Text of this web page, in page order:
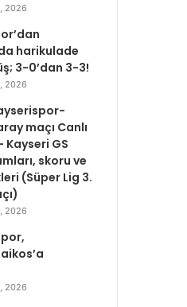
2026
harikulade
3-0’dan 3-3!
2026
maçı Canlı
Kayseri GS
skoru ve
(Süper Lig 3.
2026
2026